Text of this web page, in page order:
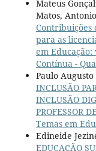
Mateus
Matos,
Contribuições
para as
em Educação:
Contínua -
Paulo
INCLUSÃO
INCLUSÃO
PROFESSOR
Temas em
Edineide
EDUCAÇÃO